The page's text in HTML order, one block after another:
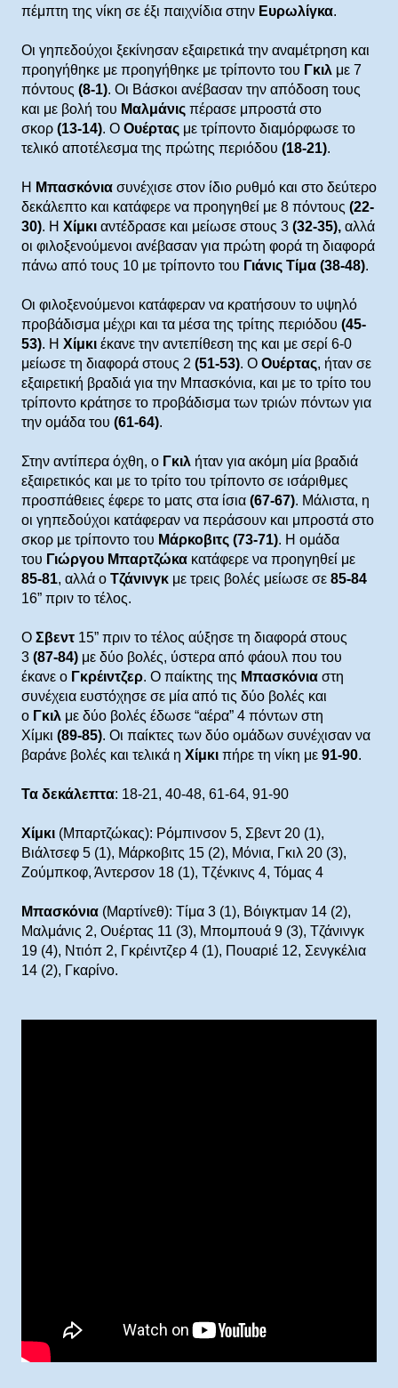
πέμπτη της νίκη σε έξι παιχνίδια στην Ευρωλίγκα.
Οι γηπεδούχοι ξεκίνησαν εξαιρετικά την αναμέτρηση και
προηγήθηκε με προηγήθηκε με τρίποντο του Γκιλ με 7
πόντους (8-1). Οι Βάσκοι ανέβασαν την απόδοση τους
και με βολή του Μαλμάνις πέρασε μπροστά στο
σκορ (13-14). Ο Ουέρτας με τρίποντο διαμόρφωσε το
τελικό αποτέλεσμα της πρώτης περιόδου (18-21).
Η Μπασκόνια συνέχισε στον ίδιο ρυθμό και στο δεύτερο
δεκάλεπτο και κατάφερε να προηγηθεί με 8 πόντους (22-
30). Η Χίμκι αντέδρασε και μείωσε στους 3 (32-35), αλλά
οι φιλοξενούμενοι ανέβασαν για πρώτη φορά τη διαφορά
πάνω από τους 10 με τρίποντο του Γιάνις Τίμα (38-48).
Οι φιλοξενούμενοι κατάφεραν να κρατήσουν το υψηλό
προβάδισμα μέχρι και τα μέσα της τρίτης περιόδου (45-
53). Η Χίμκι έκανε την αντεπίθεση της και με σερί 6-0
μείωσε τη διαφορά στους 2 (51-53). O Ουέρτας, ήταν σε
εξαιρετική βραδιά για την Μπασκόνια, και με το τρίτο του
τρίποντο κράτησε το προβάδισμα των τριών πόντων για
την ομάδα του (61-64).
Στην αντίπερα όχθη, ο Γκιλ ήταν για ακόμη μία βραδιά
εξαιρετικός και με το τρίτο του τρίποντο σε ισάριθμες
προσπάθειες έφερε το ματς στα ίσια (67-67). Μάλιστα, η
οι γηπεδούχοι κατάφεραν να περάσουν και μπροστά στο
σκορ με τρίποντο του Μάρκοβιτς (73-71). Η ομάδα
του Γιώργου Μπαρτζώκα κατάφερε να προηγηθεί με
85-81, αλλά ο Τζάνινγκ με τρεις βολές μείωσε σε 85-84
16” πριν το τέλος.
Ο Σβεντ 15” πριν το τέλος αύξησε τη διαφορά στους
3 (87-84) με δύο βολές, ύστερα από φάουλ που του
έκανε ο Γκρέιντζερ. Ο παίκτης της Μπασκόνια στη
συνέχεια ευστόχησε σε μία από τις δύο βολές και
ο Γκιλ με δύο βολές έδωσε “αέρα” 4 πόντων στη
Χίμκι (89-85). Οι παίκτες των δύο ομάδων συνέχισαν να
βαράνε βολές και τελικά η Χίμκι πήρε τη νίκη με 91-90.
Τα δεκάλεπτα: 18-21, 40-48, 61-64, 91-90
Χίμκι (Μπαρτζώκας): Ρόμπινσον 5, Σβεντ 20 (1),
Βιάλτσεφ 5 (1), Μάρκοβιτς 15 (2), Μόνια, Γκιλ 20 (3),
Ζούμπκοφ, Άντερσον 18 (1), Τζένκινς 4, Τόμας 4
Μπασκόνια (Μαρτίνεθ): Τίμα 3 (1), Βόιγκτμαν 14 (2),
Μαλμάνις 2, Ουέρτας 11 (3), Μπομπουά 9 (3), Τζάνινγκ
19 (4), Ντιόπ 2, Γκρέιντζερ 4 (1), Πουαριέ 12, Σενγκέλια
14 (2), Γκαρίνο.